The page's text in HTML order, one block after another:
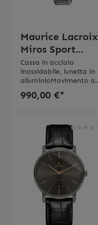
d’uso originali
Maurice Lacroix
Miros Sport
Chrono
Cassa in acciaio
inossidabile, lunetta in
alluminioMovimento al
quarzoQuadrante
luminoso: grande data
tachimetricaVetro
zaffiro con rivestimento
interno
antiriflessoCorona a
viteLancette con
rivestimento
luminosoBracciale in
acciaioDiametro della
cassa 40
mmImpermeabilitá 10
bar2 anni di
990,00 €*